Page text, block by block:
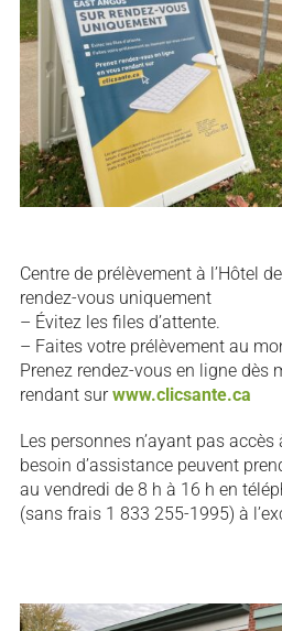
Centre de prélèvement à l’Hôtel
rendez-vous uniquement
– Évitez les files d’attente.
– Faites votre prélèvement au
Prenez rendez-vous en ligne dès
rendant surwww.clicsante.ca
Les personnes n’ayant pas
besoin d’assistance peuvent
au vendredi de 8 h à 16 h en
(sans frais 1 833 255-1995) à